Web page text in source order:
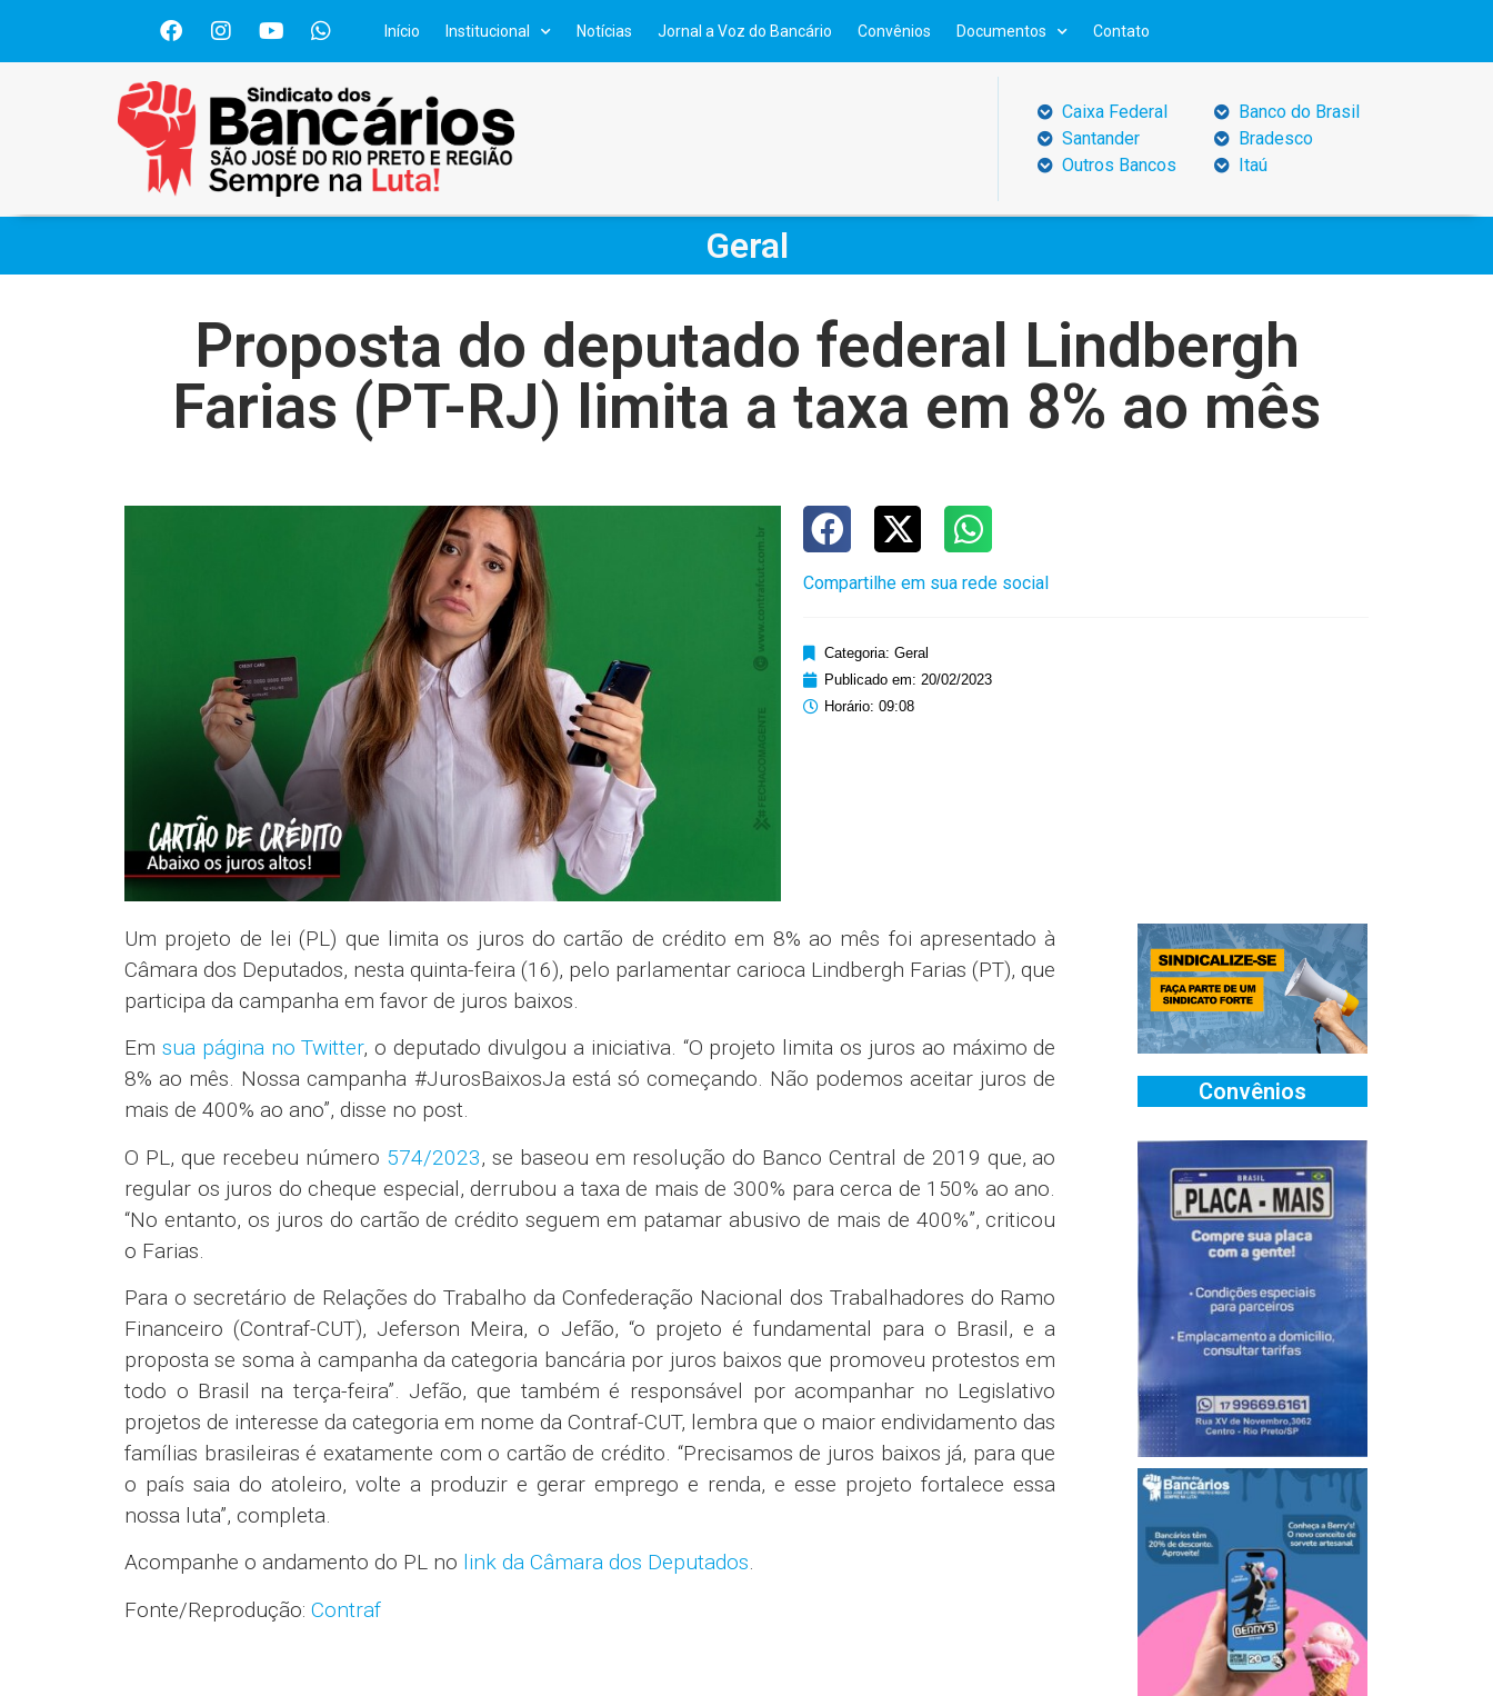
Início Institucional Notícias Jornal a Voz do Bancário Convênios Documentos Contato
Caixa Federal
Santander
Outros Bancos
Banco do Brasil
Bradesco
Itaú
Geral
Proposta do deputado federal Lindbergh
Farias (PT-RJ) limita a taxa em 8% ao mês
Compartilhe em sua rede social
Categoria: Geral
Publicado em: 20/02/2023
Horário: 09:08
Um projeto de lei (PL) que limita os juros do cartão de crédito em 8% ao mês foi apresentado à
Câmara dos Deputados, nesta quinta-feira (16), pelo parlamentar carioca Lindbergh Farias (PT), que
participa da campanha em favor de juros baixos.
Em sua página noTwitter, o deputado divulgou a iniciativa. “O projeto limita os juros ao máximo de
8% ao mês. Nossa campanha #JurosBaixosJa está só começando. Não podemos aceitar juros de
mais de 400% ao ano”, disse no post.
O PL, que recebeu número 574/2023, se baseou em resolução do Banco Central de 2019 que, ao
regular os juros do cheque especial, derrubou a taxa de mais de 300% para cerca de 150% ao ano.
“No entanto, os juros do cartão de crédito seguem em patamar abusivo de mais de 400%”, criticou
o Farias.
Para o secretário de Relações do Trabalho da Confederação Nacional dos Trabalhadores do Ramo
Financeiro (Contraf-CUT), Jeferson Meira, o Jefão, “o projeto é fundamental para o Brasil, e a
proposta se soma à campanha da categoria bancária por juros baixos que promoveu protestos em
todo o Brasil na terça-feira”. Jefão, que também é responsável por acompanhar no Legislativo
projetos de interesse da categoria em nome da Contraf-CUT, lembra que o maior endividamento das
famílias brasileiras é exatamente com o cartão de crédito. “Precisamos de juros baixos já, para que
o país saia do atoleiro, volte a produzir e gerar emprego e renda, e esse projeto fortalece essa
nossa luta”, completa.
Acompanhe o andamento do PL no link da Câmara dos Deputados.
Fonte/Reprodução: Contraf
Convênios